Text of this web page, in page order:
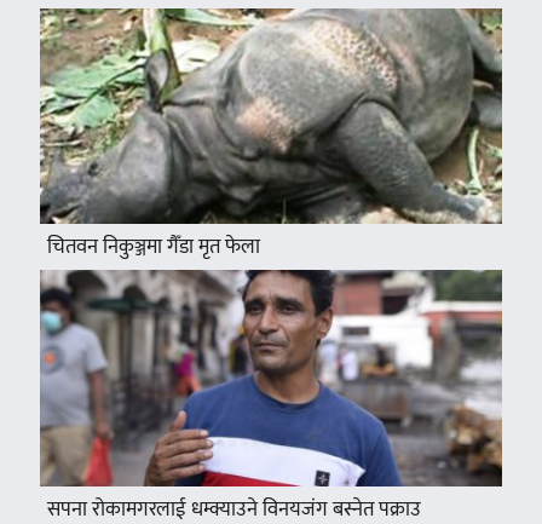
चितवन निकुञ्जमा गैँडा मृत फेला
सपना रोकामगरलाई धम्क्याउने विनयजंग बस्नेत पक्राउ